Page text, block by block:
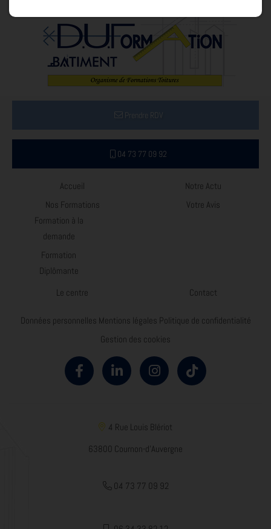
Prendre RDV
04 73 77 09 92
Accueil
Nos Formations
Formation à la
demande
Formation
Diplômante
Le centre
Notre Actu
Votre Avis
Contact
Données personnelles Mentions légales Politique de confidentialité
Gestion des cookies
4 Rue Louis Blériot
63800 Cournon-d'Auvergne
04 73 77 09 92